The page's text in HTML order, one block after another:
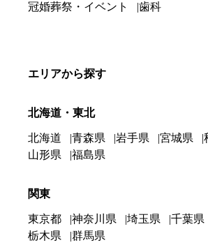
冠婚葬祭・イベント
歯科
エリアから探す
北海道・東北
北海道 青森県 岩手県 宮城県
山形県
福島県
関東
東京都 神奈川県 埼玉県 千葉県
栃木県
群馬県